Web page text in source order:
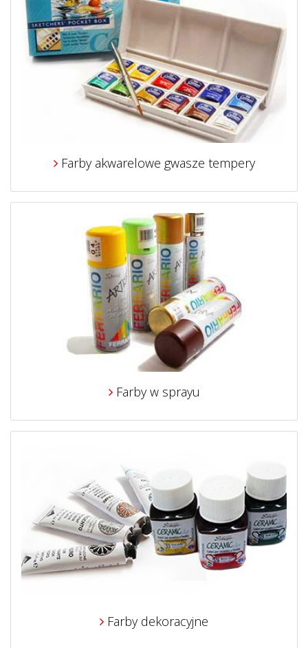
Farby akwarelowe gwasze tempery
Farby w sprayu
Farby dekoracyjne